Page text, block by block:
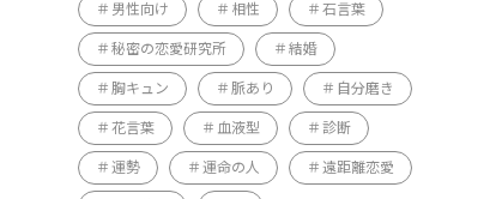
男性向け 相性 石言葉
秘密の恋愛研究所 結婚
胸キュン 脈あり 自分磨き
花言葉 血液型 診断
運勢 運命の人 遠距離恋愛